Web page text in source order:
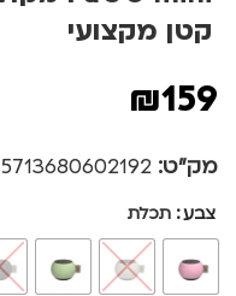
קטן מקצועי
₪159
מק"ט: 5713680602192
צבע תכלת